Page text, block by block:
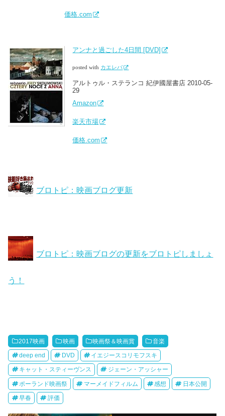
価格.com
アンナと過ごした4日間 [DVD]
posted with カエレバ
アルトゥル・ステランコ 紀伊國屋書店 2010-05-
29
Amazon
楽天市場
価格.com
ブロトピ：映画ブログ更新
ブロトピ：映画ブログの更新をブロトピしましょ
う！
2017映画 映画 映画祭＆映画賞 音楽
deep end DVD イエジースコリモフスキ
キャット・スティーヴンス ジェーン・アッシャー
ポーランド映画祭 マーメイドフィルム 感想 日本公開
早春 評価